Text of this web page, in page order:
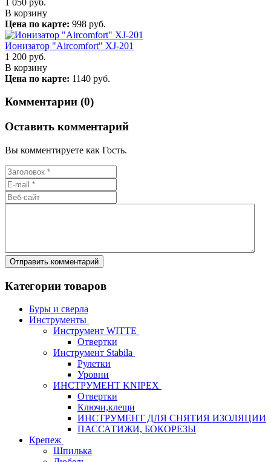
В корзину
Цена по карте: 998 руб.
Ионизатор "Aircomfort" XJ-201
1 200 руб.
В корзину
Цена по карте: 1140 руб.
Комментарии (0)
Оставить комментарий
Вы комментируете как Гость.
Категории товаров
Буры и сверла
Инструменты
Инструмент WITTE
Отвертки
Инструмент Stabila
Рулетки
Уровни
ИНСТРУМЕНТ KNIPEX
Отвертки
Ключи,клещи
ИНСТРУМЕНТ ДЛЯ СНЯТИЯ ИЗОЛЯЦИИ
ПАССАТИЖИ, БОКОРЕЗЫ
Крепеж
Шпилька